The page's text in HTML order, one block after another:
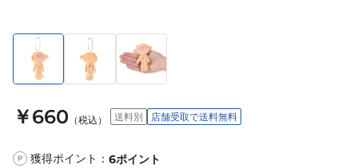
￥660 （税込） 送料別 店舗受取で送料無料
P 獲得ポイント： 6ポイント